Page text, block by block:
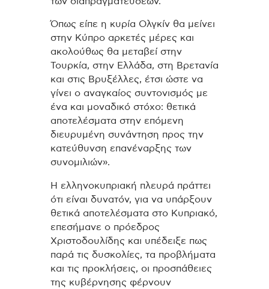
Όπως είπε η κυρία Ολγκίν θα μείνει
στην Κύπρο αρκετές μέρες και
ακολούθως θα μεταβεί στην
Τουρκία, στην Ελλάδα, στη Βρετανία
και στις Βρυξέλλες, έτσι ώστε να
γίνει ο αναγκαίος συντονισμός με
ένα και μοναδικό στόχο: θετικά
αποτελέσματα στην επόμενη
διευρυμένη συνάντηση προς την
κατεύθυνση επανέναρξης των
συνομιλιών».
Η ελληνοκυπριακή πλευρά πράττει
ότι είναι δυνατόν, για να υπάρξουν
θετικά αποτελέσματα στο Κυπριακό,
επεσήμανε ο πρόεδρος
Χριστοδουλίδης και υπέδειξε πως
παρά τις δυσκολίες, τα προβλήματα
και τις προκλήσεις, οι προσπάθειες
της κυβέρνησης φέρνουν